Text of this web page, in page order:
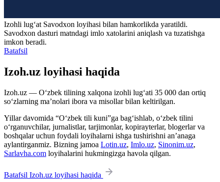
Izohli lugʻat Savodxon loyihasi bilan hamkorlikda yaratildi.
Savodxon dasturi matndagi imlo xatolarini aniqlash va tuzatishga
imkon beradi.
Batafsil
Izoh.uz loyihasi haqida
Izoh.uz — O‘zbek tilining xalqona izohli lug‘ati 35 000 dan ortiq
so‘zlarning ma’nolari ibora va misollar bilan keltirilgan.
Yillar davomida “O‘zbek tili kuni”ga bag‘ishlab, o‘zbek tilini
o‘rganuvchilar, jurnalistlar, tarjimonlar, kopirayterlar, blogerlar va
boshqalar uchun foydali loyihalarni ishga tushirishni an’anaga
aylantirganmiz. Bizning jamoa Lotin.uz, Imlo.uz, Sinonim.uz,
Sarlavha.com loyihalarini hukmingizga havola qilgan.
Batafsil Izoh.uz loyihasi haqida